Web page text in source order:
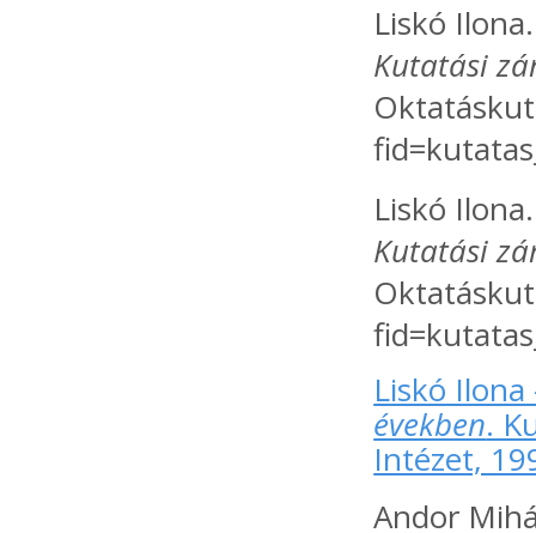
Liskó
Kutatási
Liskó
Kutatási
Liskó
években.
Intézet,
Andor